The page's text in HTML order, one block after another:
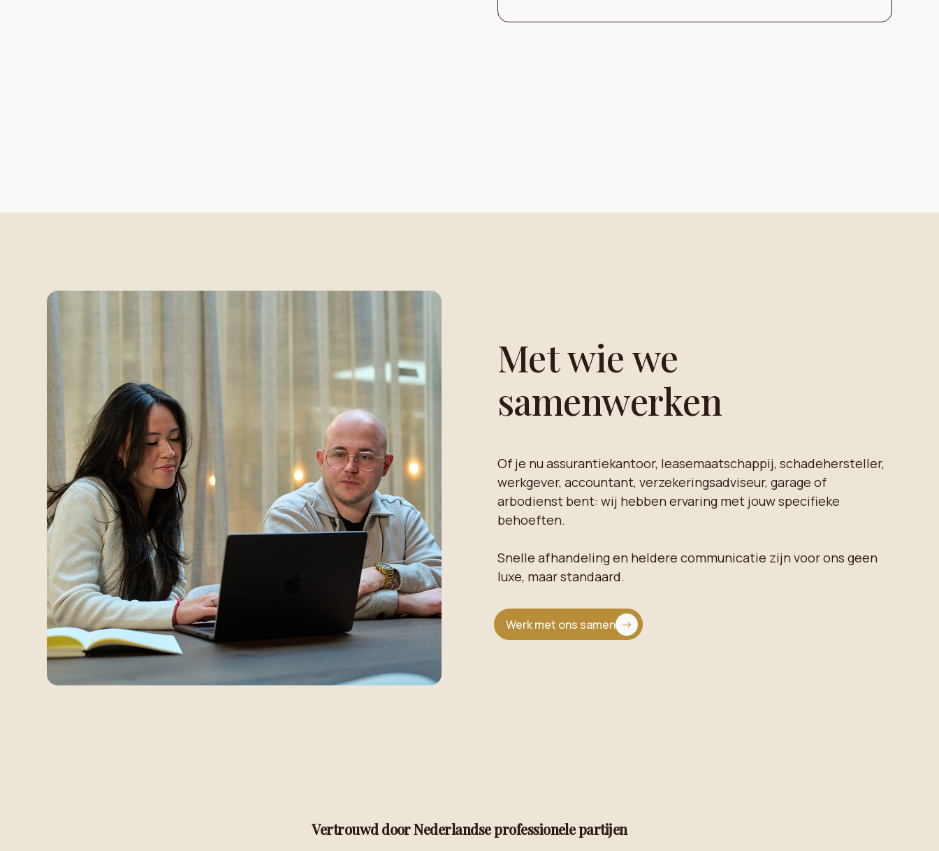
Met wie we
samenwerken
Of je nu assurantiekantoor, leasemaatschappij, schadehersteller,
werkgever, accountant, verzekeringsadviseur, garage of
arbodienst bent: wij hebben ervaring met jouw specifieke
behoeften.
Snelle afhandeling en heldere communicatie zijn voor ons geen
luxe, maar standaard.
Werk met ons samen
Vertrouwd door Nederlandse professionele partijen